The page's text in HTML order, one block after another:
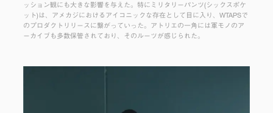
ッション観にも大きな影響を与えた。特にミリタリーパンツ(シックスポケ
ット)は、アメカジにおけるアイコニックな存在として目に入り、WTAPSで
のプロダクトリリースに繋がっていった。アトリエの一角には軍モノのア
ーカイブも多数保管されており、そのルーツが感じられた。